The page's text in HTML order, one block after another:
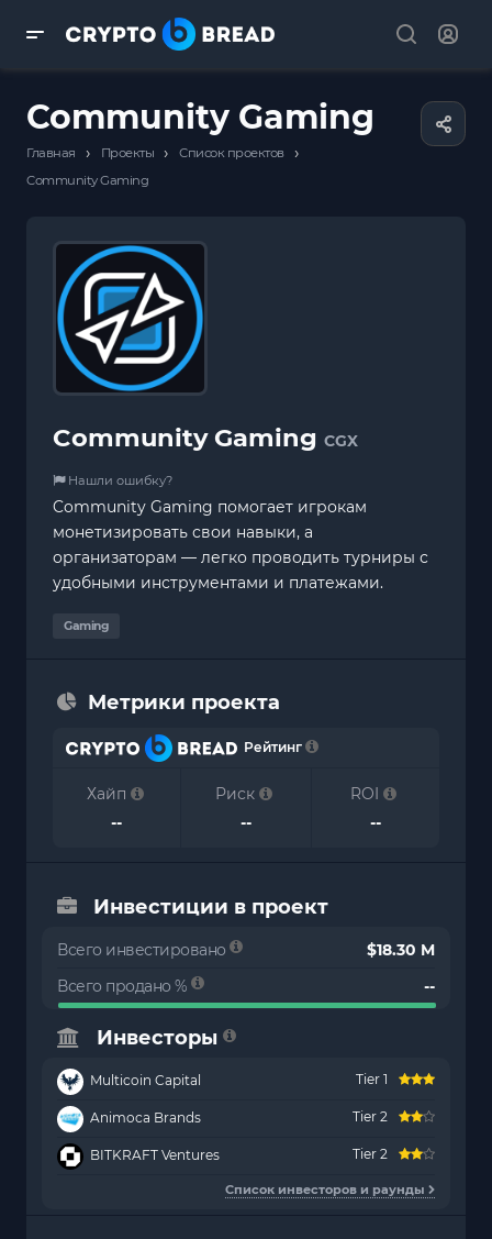
Community Gaming
Главная › Проекты › Список проектов ›
Community Gaming
Community Gaming CGX
Нашли ошибку?
Community Gaming помогает игрокам
монетизировать свои навыки, а
организаторам — легко проводить турниры с
удобными инструментами и платежами.
Gaming
Метрики проекта
Рейтинг
Хайп
--
Риск
--
ROI
--
Инвестиции в проект
Всего инвестировано
$18.30 M
Всего продано %
--
Инвесторы
Multicoin Capital Tier 1
Animoca Brands Tier 2
BITKRAFT Ventures Tier 2
Список инвесторов и раунды